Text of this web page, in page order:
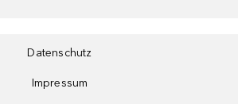
Datenschutz
Impressum